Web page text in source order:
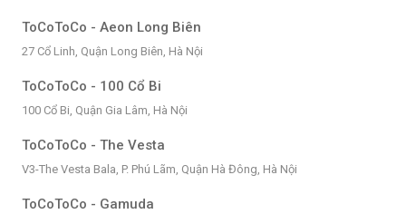
ToCoToCo - Aeon Long Biên
27 Cổ Linh, Quận Long Biên, Hà Nội
ToCoToCo - 100 Cổ Bi
100 Cổ Bi, Quận Gia Lâm, Hà Nội
ToCoToCo - The Vesta
V3-The Vesta Bala, P. Phú Lãm, Quận Hà Đông, Hà Nội
ToCoToCo - Gamuda